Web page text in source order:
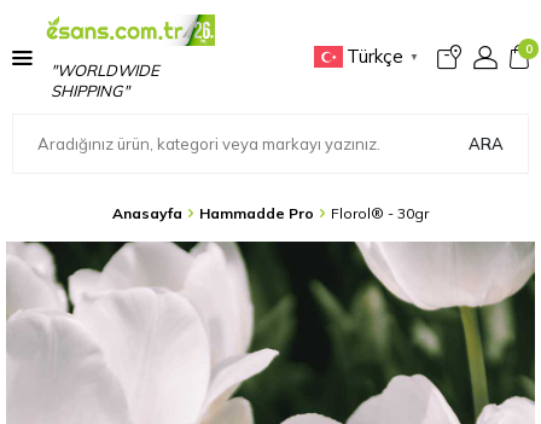
"WORLDWIDE
SHIPPING"
Türkçe ▼
0
ARA
Anasayfa Hammadde Pro Florol® - 30gr